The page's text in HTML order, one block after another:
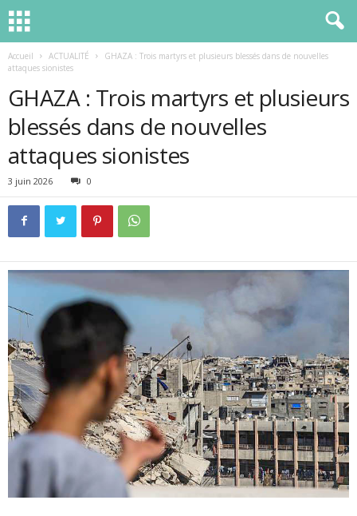
Accueil ACTUALITÉ
GHAZA : Trois martyrs et plusieurs blessés dans de nouvelles
attaques sionistes
GHAZA : Trois martyrs et plusieurs
blessés dans de nouvelles
attaques sionistes
3 juin 2026 0